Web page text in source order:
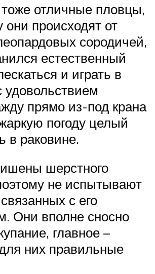
отличные пловцы,
они происходят от
сородичей,
естественный
и играть в
прямо из-под крана
погоду целый
в раковине.
шерстного
не испытывают
с его
Они вполне сносно
главное –
них правильные